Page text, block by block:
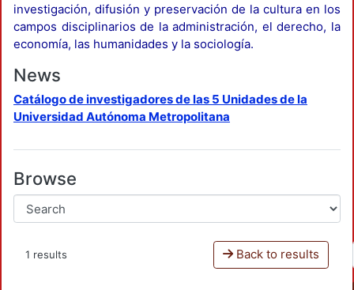
investigación, difusión y preservación de la cultura en los
campos disciplinarios de la administración, el derecho, la
economía, las humanidades y la sociología.
News
Catálogo de investigadores de las 5 Unidades de la
Universidad Autónoma Metropolitana
Browse
1 results Back to results